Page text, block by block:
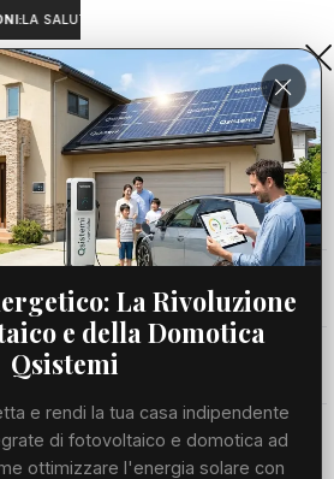
LA SALUTE A PORTATA DI MANO:
Home
Cronaca
Viabilità
Meteo
La Rivoluzione
e della Domotica
Qsistemi
e rendi la tua casa indipendente
di fotovoltaico e domotica ad
ottimizzare l'energia solare con